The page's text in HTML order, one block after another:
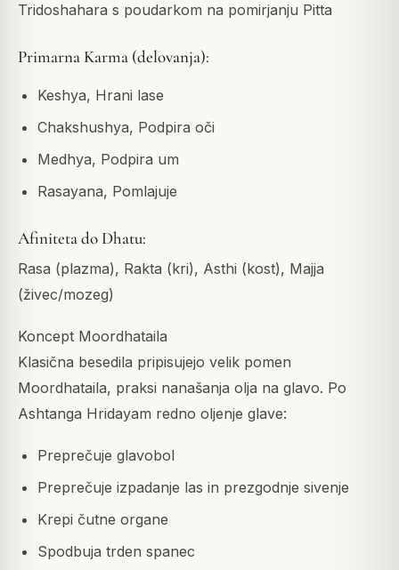
Tridoshahara s poudarkom na pomirjanju Pitta
Primarna Karma (delovanja):
Keshya, Hrani lase
Chakshushya, Podpira oči
Medhya, Podpira um
Rasayana, Pomlajuje
Afiniteta do Dhatu:
Rasa (plazma), Rakta (kri), Asthi (kost), Majja
(živec/mozeg)
Koncept Moordhataila
Klasična besedila pripisujejo velik pomen
Moordhataila, praksi nanašanja olja na glavo. Po
Ashtanga Hridayam redno oljenje glave:
Preprečuje glavobol
Preprečuje izpadanje las in prezgodnje sivenje
Krepi čutne organe
Spodbuja trden spanec